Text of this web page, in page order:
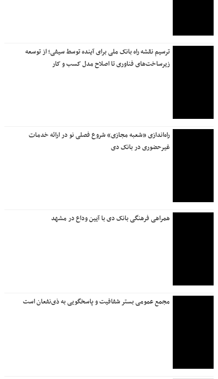
ترسیم نقشه راه بانک ملی برای آینده توسط سیفی؛ از توسعه
زیرساخت‌های فناوری تا اصلاح مدل کسب و کار
راه‌اندازی «شعبه مجازی» شروع فصلی نو در ارائه خدمات
غیرحضوری در بانک دی
همراهی فرهنگی بانک دی با آیین وداع در مشهد
مجمع عمومی بستر شفافیت و پاسخگویی به ذی‌نفعان است